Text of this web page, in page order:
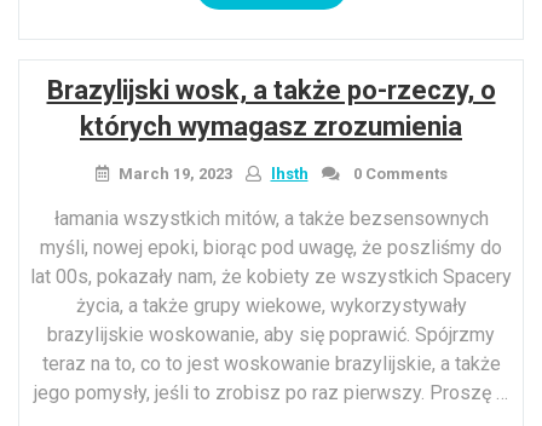
majoneza
do
włosów
może
działać
cuda
dla
włosów
tej
zimy!”
Brazylijski wosk, a także po-rzeczy, o
których wymagasz zrozumienia
March 19, 2023 lhsth 0 Comments
łamania wszystkich mitów, a także bezsensownych
myśli, nowej epoki, biorąc pod uwagę, że poszliśmy do
lat 00s, pokazały nam, że kobiety ze wszystkich Spacery
życia, a także grupy wiekowe, wykorzystywały
brazylijskie woskowanie, aby się poprawić. Spójrzmy
teraz na to, co to jest woskowanie brazylijskie, a także
jego pomysły, jeśli to zrobisz po raz pierwszy. Proszę …